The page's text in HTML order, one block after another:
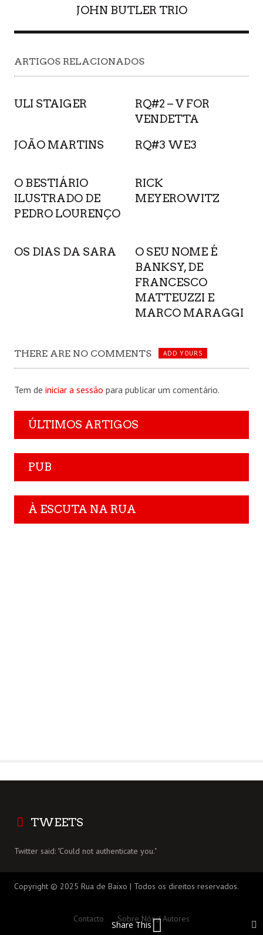
JOHN BUTLER TRIO
ARTIGOS RELACIONADOS
ULI STAIGER
RQ#2 – V FOR
VENDETTA
JOÃO MARTINS
RQ#3 WE3
O BESTIÁRIO
ILUSTRADO DE
PEDRO LOURENÇO
RICK
MEYEROWITZ
OS DIAS DA SARA
O SEU NOME É
BANKSY, DE
FRANCESCO
MATTEUZZI E
MARCO MARAGGI
THERE ARE NO COMMENTS ADD YOURS
Tem de iniciar a sessão para publicar um comentário.
ÚLTIMOS ARTIGOS
PUB
À ESCUTA NA RUA
TWEETS
Twitter said: "Could not authenticate you."
Copyright © 2025 Rua de Baixo | Todos os direitos reservados.
Contacto Sobre Nós / Autores
Share This